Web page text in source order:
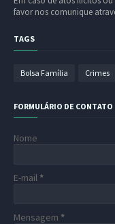
favor nos comunique
TAGS
Bolsa Família Crimes
FORMULÁRIO DE CONTATO
Nome
E-mail *
Mensagem *